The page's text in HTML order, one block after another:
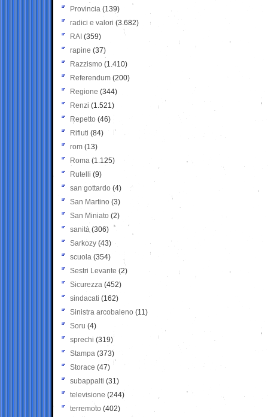
Provincia (139)
radici e valori (3.682)
RAI (359)
rapine (37)
Razzismo (1.410)
Referendum (200)
Regione (344)
Renzi (1.521)
Repetto (46)
Rifiuti (84)
rom (13)
Roma (1.125)
Rutelli (9)
san gottardo (4)
San Martino (3)
San Miniato (2)
sanità (306)
Sarkozy (43)
scuola (354)
Sestri Levante (2)
Sicurezza (452)
sindacati (162)
Sinistra arcobaleno (11)
Soru (4)
sprechi (319)
Stampa (373)
Storace (47)
subappalti (31)
televisione(244)
terremoto (402)